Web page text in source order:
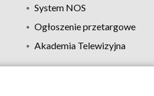
System NOS
Ogłoszenie przetargowe
Akademia Telewizyjna